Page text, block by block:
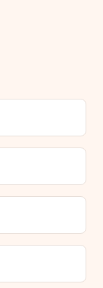
votre espace
tranquille et